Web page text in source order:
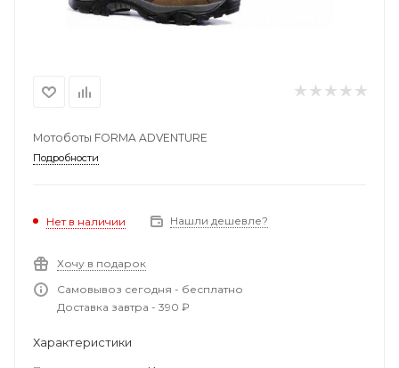
Мотоботы FORMA ADVENTURE
Подробности
Нет в наличии Нашли дешевле?
Хочу в подарок
Самовывоз сегодня - бесплатно
Доставка завтра - 390 ₽
Характеристики